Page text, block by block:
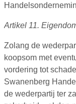
Artikel 11.
Zolang de
koopsom met
vordering tot
Swanenberg
de wederpartij ter